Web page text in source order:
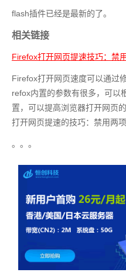
flash插件已经是最新的了。
相关链接
Firefox打开网页提速技巧：禁
Firefox打开网页速度可以通过
refox内置的参数有很多，可以
置，可以提高浏览器打开网页
打开网页提速的技巧：禁用两项
。。。